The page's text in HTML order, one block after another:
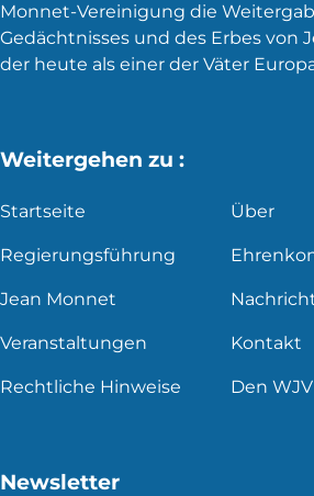
Monnet-Vereinigung die
Gedächtnisses und des Erbes von
der heute als einer der Väter
Weitergehen zu :
Startseite Über
Regierungsführung
Jean Monnet
Veranstaltungen Kontakt
Rechtliche Hinweise Den
Newsletter